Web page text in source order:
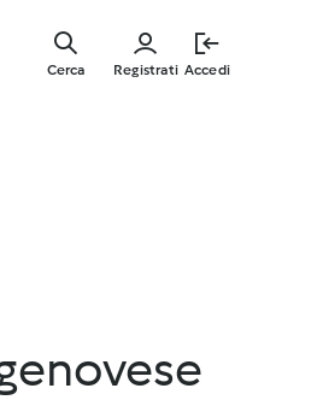
Registrati Accedi
Cerca